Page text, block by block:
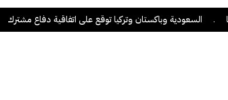
السعودية وباكستان وتركيا توقع على اتفاقية دفاع مشترك .